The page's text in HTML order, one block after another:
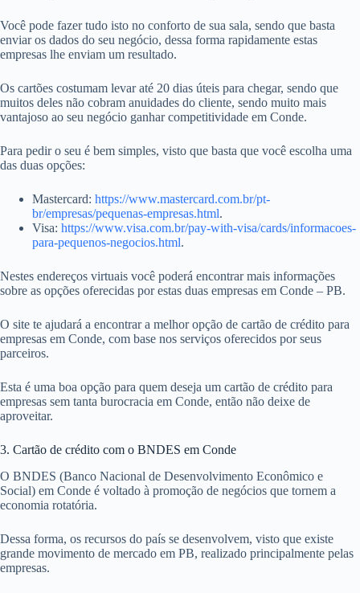
Você pode fazer tudo isto no conforto de sua sala, sendo que basta
enviar os dados do seu negócio, dessa forma rapidamente estas
empresas lhe enviam um resultado.
Os cartões costumam levar até 20 dias úteis para chegar, sendo que
muitos deles não cobram anuidades do cliente, sendo muito mais
vantajoso ao seu negócio ganhar competitividade em Conde.
Para pedir o seu é bem simples, visto que basta que você escolha uma
das duas opções:
Mastercard: https://www.mastercard.com.br/pt-
br/empresas/pequenas-empresas.html.
Visa: https://www.visa.com.br/pay-with-visa/cards/informacoes-
para-pequenos-negocios.html.
Nestes endereços virtuais você poderá encontrar mais informações
sobre as opções oferecidas por estas duas empresas em Conde – PB.
O site te ajudará a encontrar a melhor opção de cartão de crédito para
empresas em Conde, com base nos serviços oferecidos por seus
parceiros.
Esta é uma boa opção para quem deseja um cartão de crédito para
empresas sem tanta burocracia em Conde, então não deixe de
aproveitar.
3. Cartão de crédito com o BNDES em Conde
O BNDES (Banco Nacional de Desenvolvimento Econômico e
Social) em Conde é voltado à promoção de negócios que tornem a
economia rotatória.
Dessa forma, os recursos do país se desenvolvem, visto que existe
grande movimento de mercado em PB, realizado principalmente pelas
empresas.